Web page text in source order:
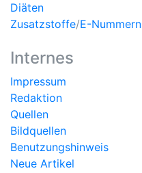
Diäten
Zusatzstoffe/E-Nummern
Internes
Impressum
Redaktion
Quellen
Bildquellen
Benutzungshinweis
Neue Artikel